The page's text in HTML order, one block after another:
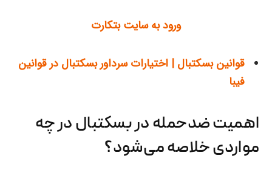
ورود به سایت بتکارت
قوانین بسکتبال | اختیارات سرداور بسکتبال در قوانین
فیبا
اهمیت ضدحمله در بسکتبال در چه
مواردی خلاصه می‌شود؟